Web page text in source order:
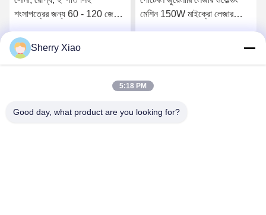
শংসাপত্রের জন্য 60 - 120 জে
মেশিন 150W মাইক্রো লেজার
Sherry Xiao
5:18 PM
Good day, what product are you looking for?